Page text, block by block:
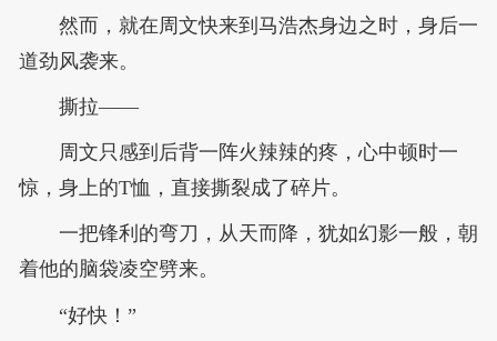
然而，就在周文快来到马浩杰身边之时，身后一
道劲风袭来。
撕拉——
周文只感到后背一阵火辣辣的疼，心中顿时一
惊，身上的T恤，直接撕裂成了碎片。
一把锋利的弯刀，从天而降，犹如幻影一般，朝
着他的脑袋凌空劈来。
“好快！”